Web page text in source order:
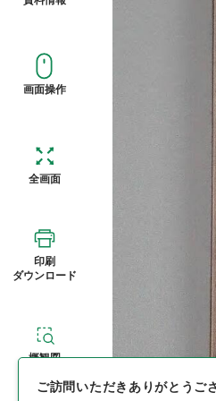
画面操作
全画面
印刷
ダウンロード
概観図
ご訪問いただきありがとうご